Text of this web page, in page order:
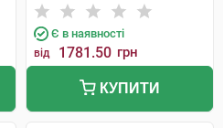
Є в наявності
від 1781.50 грн
КУПИТИ